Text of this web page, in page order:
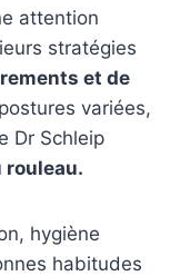
attention
stratégies
et de
variées,
Dr Schleip
rouleau.
hygiène
habitudes